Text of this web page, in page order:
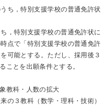
ち，特別支援学校の普通免許状
，特別支援学校の普通免許状に
点で「特別支援学校の普通免許
可能とする。ただし、採用後３
ことを出願条件とする。
教科・人数の拡大
の３教科（数学・理科・技術）